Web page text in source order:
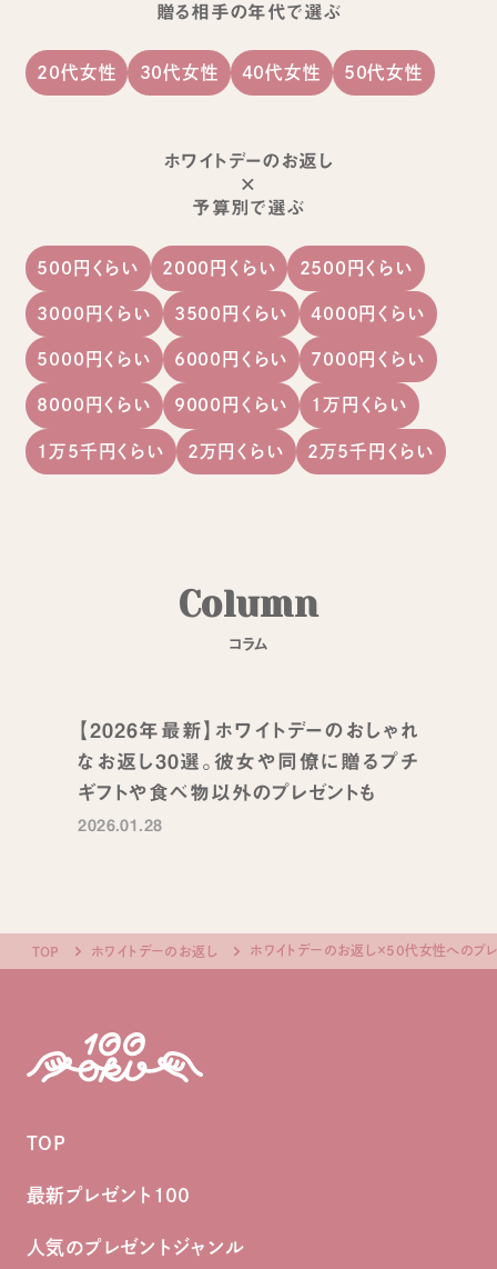
贈る相手の年代で選ぶ
20代女性 30代女性 40代女性 50代女性
ホワイトデーのお返し
×
予算別で選ぶ
500円くらい 2000円くらい 2500円くらい
3000円くらい 3500円くらい 4000円くらい
5000円くらい 6000円くらい 7000円くらい
8000円くらい 9000円くらい 1万円くらい
1万5千円くらい 2万円くらい 2万5千円くらい
Column
コラム
【2026年最新】ホワイトデーのおしゃれ
なお返し30選。彼女や同僚に贈るプチ
ギフトや食べ物以外のプレゼントも
2026.01.28
TOP ホワイトデーのお返し ホワイトデーのお返し×50代女性へのプ
TOP
最新プレゼント100
人気のプレゼントジャンル